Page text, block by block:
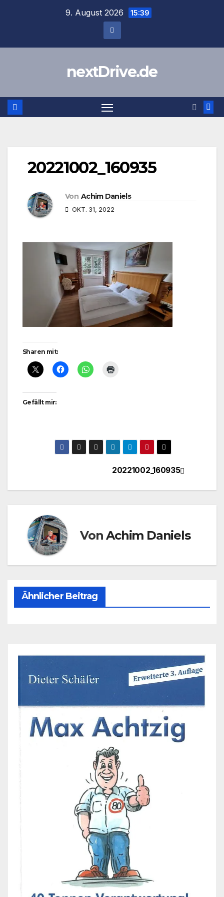
9. August 2026 15:39
nextDrive.de
20221002_160935
Von Achim Daniels
OKT. 31, 2022
Sharen mit:
Gefällt mir:
Beitragsnavigation
20221002_160935
VonAchim Daniels
Ähnlicher Beitrag